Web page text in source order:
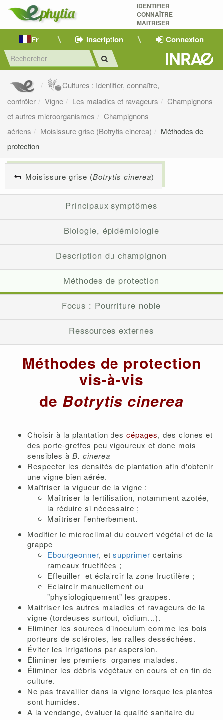
IDENTIFIER
CONNAÎTRE
MAÎTRISER
Fr Inscription Connexion
Cultures : Identifier, connaître,
contrôler
Vigne Les maladies et ravageurs
Champignons
et autres microorganismes
Champignons
aériens
Moisissure grise (Botrytis cinerea)
Méthodes de
protection
Moisissure grise (Botrytis cinerea)
Principaux symptômes
Biologie, épidémiologie
Description du champignon
Méthodes de protection
Focus : Pourriture noble
Ressources externes
Méthodes de protection
vis-à-vis
de Botrytis cinerea
Choisir à la plantation des cépages, des clones et
des porte-greffes peu vigoureux et donc mois
sensibles à B. cinerea.
Respecter les densités de plantation afin d'obtenir
une vigne bien aérée.
Maîtriser la vigueur de la vigne :
Maîtriser la fertilisation, notamment azotée,
la réduire si nécessaire ;
Maîtriser l'enherbement.
Modifier le microclimat du couvert végétal et de la
grappe
Ebourgeonner, et supprimer certains
rameaux fructifèes ;
Effeuiller et éclaircir la zone fructifère ;
Eclaircir manuellement ou
"physiologiquement" les grappes.
Maitriser les autres maladies et ravageurs de la
vigne (tordeuses surtout, oïdium...).
Eliminer les sources d'inoculum comme les bois
porteurs de sclérotes, les rafles desséchées.
Éviter les irrigations par aspersion.
Éliminer les premiers organes malades.
Éliminer les débris végétaux en cours et en fin de
culture.
Ne pas travailler dans la vigne lorsque les plantes
sont humides.
A la vendange, évaluer la qualité sanitaire du